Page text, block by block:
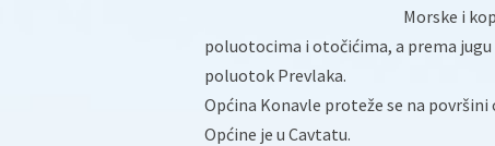
Morske i
poluotocima i otočićima, a prema
poluotok Prevlaka.
Općina Konavle proteže se na površini
Općine je u Cavtatu.